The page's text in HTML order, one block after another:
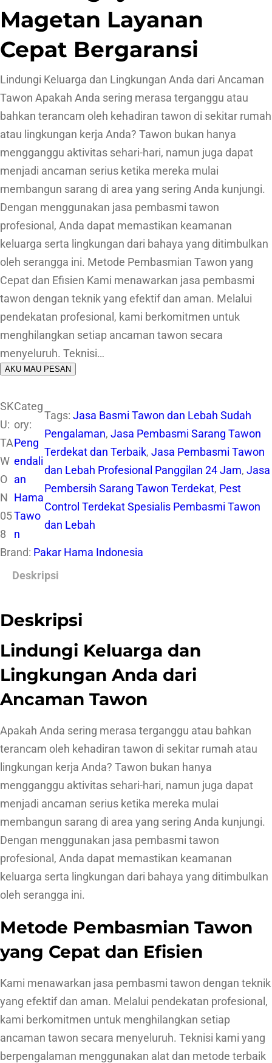
Magetan Layanan
Cepat Bergaransi
Lindungi Keluarga dan Lingkungan Anda dari Ancaman
Tawon Apakah Anda sering merasa terganggu atau
bahkan terancam oleh kehadiran tawon di sekitar rumah
atau lingkungan kerja Anda? Tawon bukan hanya
mengganggu aktivitas sehari-hari, namun juga dapat
menjadi ancaman serius ketika mereka mulai
membangun sarang di area yang sering Anda kunjungi.
Dengan menggunakan jasa pembasmi tawon
profesional, Anda dapat memastikan keamanan
keluarga serta lingkungan dari bahaya yang ditimbulkan
oleh serangga ini. Metode Pembasmian Tawon yang
Cepat dan Efisien Kami menawarkan jasa pembasmi
tawon dengan teknik yang efektif dan aman. Melalui
pendekatan profesional, kami berkomitmen untuk
menghilangkan setiap ancaman tawon secara
menyeluruh. Teknisi…
AKU MAU PESAN
SK
U:
TA
W
O
N
05
8
Categ
ory:
Peng
endali
an
Hama
Tawo
n
Tags:Jasa Basmi Tawon dan Lebah Sudah
Pengalaman, Jasa Pembasmi Sarang Tawon
Terdekat dan Terbaik, Jasa Pembasmi Tawon
dan Lebah Profesional Panggilan 24 Jam, Jasa
Pembersih Sarang Tawon Terdekat, Pest
Control Terdekat Spesialis Pembasmi Tawon
dan Lebah
Brand: Pakar Hama Indonesia
Deskripsi
Deskripsi
Lindungi Keluarga dan
Lingkungan Anda dari
Ancaman Tawon
Apakah Anda sering merasa terganggu atau bahkan
terancam oleh kehadiran tawon di sekitar rumah atau
lingkungan kerja Anda? Tawon bukan hanya
mengganggu aktivitas sehari-hari, namun juga dapat
menjadi ancaman serius ketika mereka mulai
membangun sarang di area yang sering Anda kunjungi.
Dengan menggunakan jasa pembasmi tawon
profesional, Anda dapat memastikan keamanan
keluarga serta lingkungan dari bahaya yang ditimbulkan
oleh serangga ini.
Metode Pembasmian Tawon
yang Cepat dan Efisien
Kami menawarkan jasa pembasmi tawon dengan teknik
yang efektif dan aman. Melalui pendekatan profesional,
kami berkomitmen untuk menghilangkan setiap
ancaman tawon secara menyeluruh. Teknisi kami yang
berpengalaman menggunakan alat dan metode terbaik